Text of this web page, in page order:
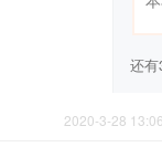
还有
2020-3-28 13:06